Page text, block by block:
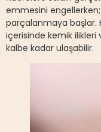
emmesini
parçalanmaya başlar.
içerisinde kemik ilikleri
kalbe kadar ulaşabilir.